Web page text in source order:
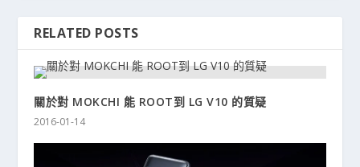
RELATED POSTS
關於對 MOKCHI 能 ROOT到 LG V10 的質疑
2016-01-14